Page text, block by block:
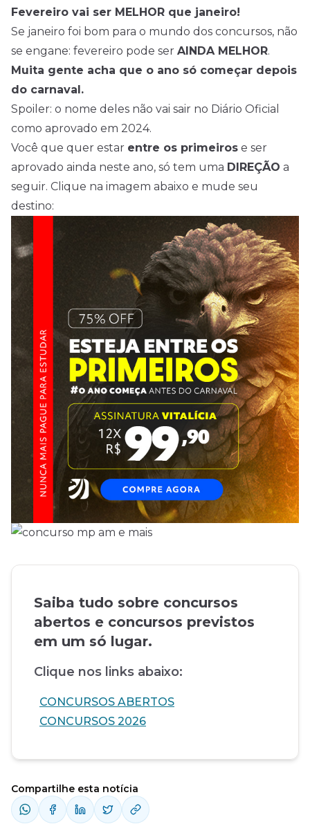
Fevereiro vai ser MELHOR que janeiro!
Se janeiro foi bom para o mundo dos concursos, não
se engane: fevereiro pode ser AINDA MELHOR.
Muita gente acha que o ano só começar depois
do carnaval.
Spoiler: o nome deles não vai sair no Diário Oficial
como aprovado em 2024.
Você que quer estar entre os primeiros e ser
aprovado ainda neste ano, só tem uma DIREÇÃO a
seguir. Clique na imagem abaixo e mude seu
destino:
Saiba tudo sobre concursos
abertos e concursos previstos
em um só lugar.
Clique nos links abaixo:
CONCURSOS ABERTOS
CONCURSOS 2026
Compartilhe esta notícia